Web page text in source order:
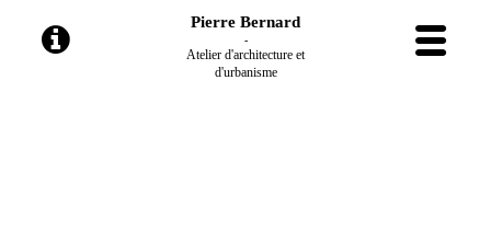
Pierre Bernard
-
Atelier d'architecture et
d'urbanisme